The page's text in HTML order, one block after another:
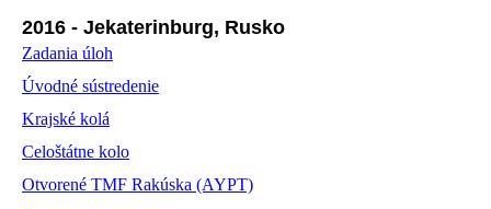
2016 - Jekaterinburg, Rusko
Zadania úloh
Úvodné sústredenie
Krajské kolá
Celoštátne kolo
Otvorené TMF Rakúska (AYPT)